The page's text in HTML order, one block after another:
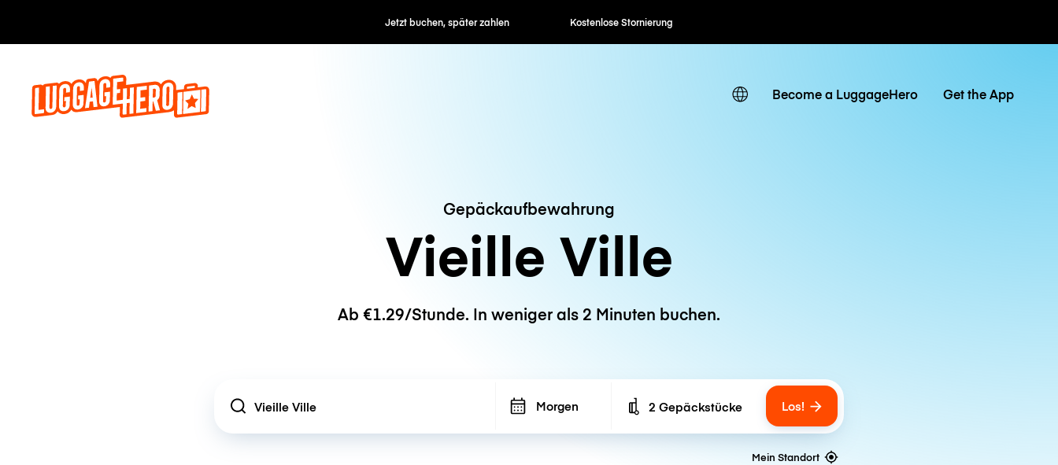
Jetzt buchen, später zahlen Kostenlose Stornierung Stunden- / Tagestarife
Become a LuggageHero Get the App
Gepäckaufbewahrung
Vieille Ville
Ab €1.29/Stunde. In weniger als 2 Minuten buchen.
Location Morgen Number of bags
2 Gepäckstücke Los!
Mein Standort